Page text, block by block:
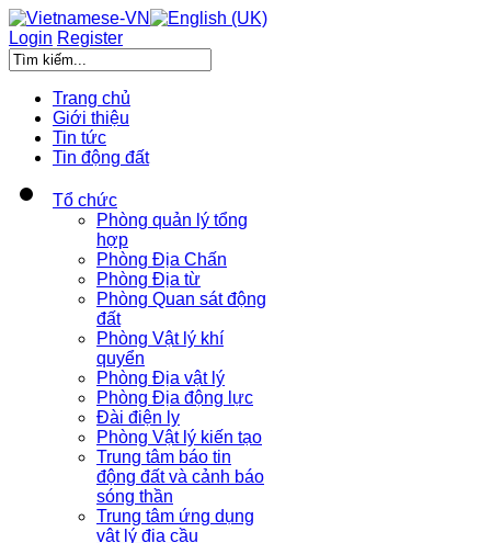
Login Register
Trang chủ
Giới thiệu
Tin tức
Tin động đất
Tổ chức
Phòng quản lý tổng
hợp
Phòng Địa Chấn
Phòng Địa từ
Phòng Quan sát động
đất
Phòng Vật lý khí
quyển
Phòng Địa vật lý
Phòng Địa động lực
Đài điện ly
Phòng Vật lý kiến tạo
Trung tâm báo tin
động đất và cảnh báo
sóng thần
Trung tâm ứng dụng
vật lý địa cầu